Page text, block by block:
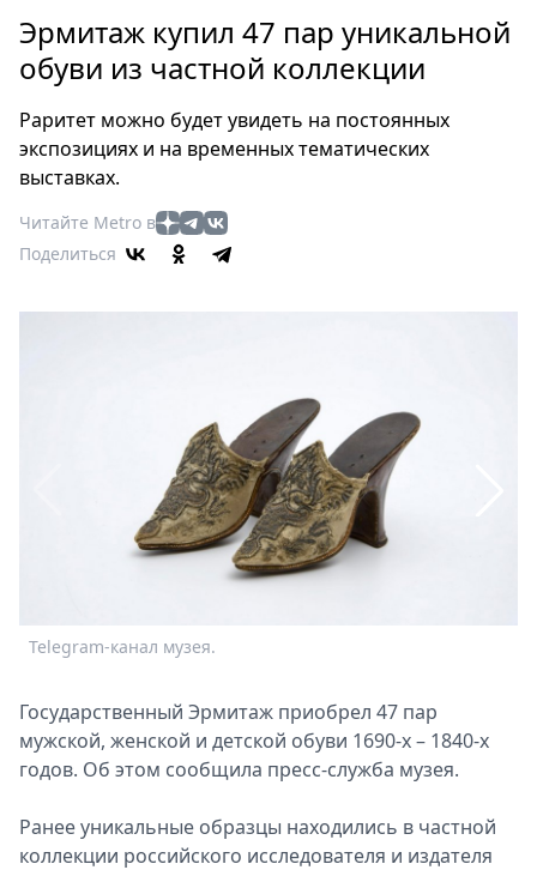
Россия
Мир
Еда
Театр
Кино
релизы
Metro
Стримы
Спецпроекты
2026
Metro
Эрмитаж купил 47 пар уникальной
обуви из частной коллекции
Раритет можно будет увидеть на постоянных
экспозициях и на временных тематических
выставках.
Читайте Metro в
Поделиться
Telegram-канал музея.
Государственный Эрмитаж приобрел 47 пар
мужской, женской и детской обуви 1690-х – 1840-х
годов. Об этом сообщила пресс-служба музея.
Ранее уникальные образцы находились в частной
коллекции российского исследователя и издателя